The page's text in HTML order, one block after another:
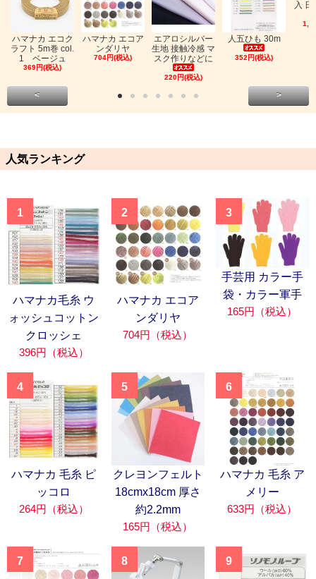
ハマナカ エコク
ラフト 5m巻 col.
1 ベージュ
369円(税込)
ハマナカ エコア
ンダリヤ
704円(税込)
エアロシルバー
生地 接触冷感 マ
スク作りなどに
220円(税込)
人五ひも 30m
352円(税込)
入
< >
人気ランキング
1
ハマナカ毛糸 ウ
ォッシュコットン
クロッシェ
396円（税込）
2
ハマナカ エコア
ンダリヤ
704円（税込）
3
手芸用 カラー手
袋・カラー軍手
165円（税込）
4
ハマナカ 毛糸 ピ
ッコロ
264円（税込）
5
クレヨンフェルト
18cmx18cm 厚さ
約2.2mm
165円（税込）
6
ハマナカ 毛糸 ア
メリー
633円（税込）
7 8 9